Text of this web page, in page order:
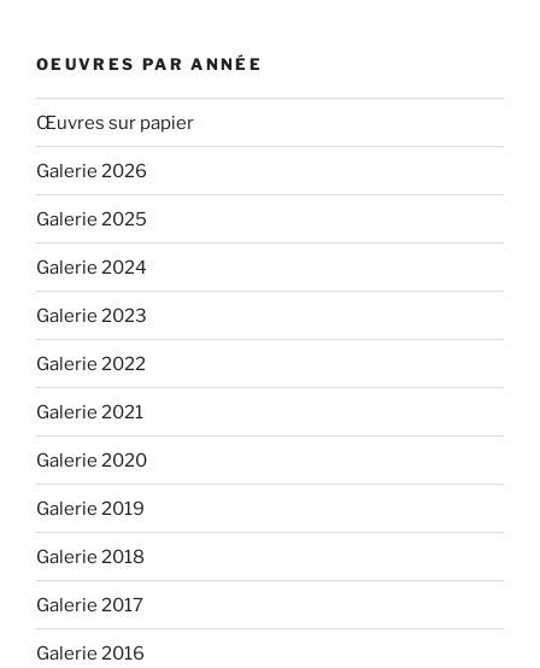
OEUVRES PAR ANNÉE
Œuvres sur papier
Galerie 2026
Galerie 2025
Galerie 2024
Galerie 2023
Galerie 2022
Galerie 2021
Galerie 2020
Galerie 2019
Galerie 2018
Galerie 2017
Galerie 2016